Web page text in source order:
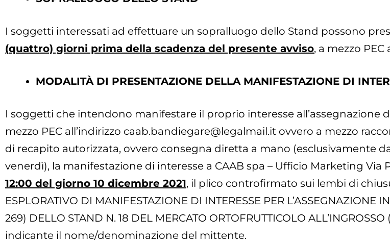
I soggetti interessati ad effettuare un sopralluogo dello Stand possono
(quattro) giorni prima della scadenza del presente avviso, a mezzo
MODALITÀ DI PRESENTAZIONE DELLA MANIFESTAZIONE DI
I soggetti che intendono manifestare il proprio interesse all’assegnazione
mezzo PEC all’indirizzo caab.bandiegare@legalmail.it ovvero a mezzo
di recapito autorizzata, ovvero consegna diretta a mano (esclusivamente
venerdì), la manifestazione di interesse a CAAB spa – Ufficio Marketing Via
12:00 del giorno 10 dicembre 2021, il plico controfirmato sui lembi di
ESPLORATIVO DI MANIFESTAZIONE DI INTERESSE PER
269) DELLO STAND N. 18 DEL MERCATO ORTOFRUTTICOLO
indicante il nome/denominazione del mittente.